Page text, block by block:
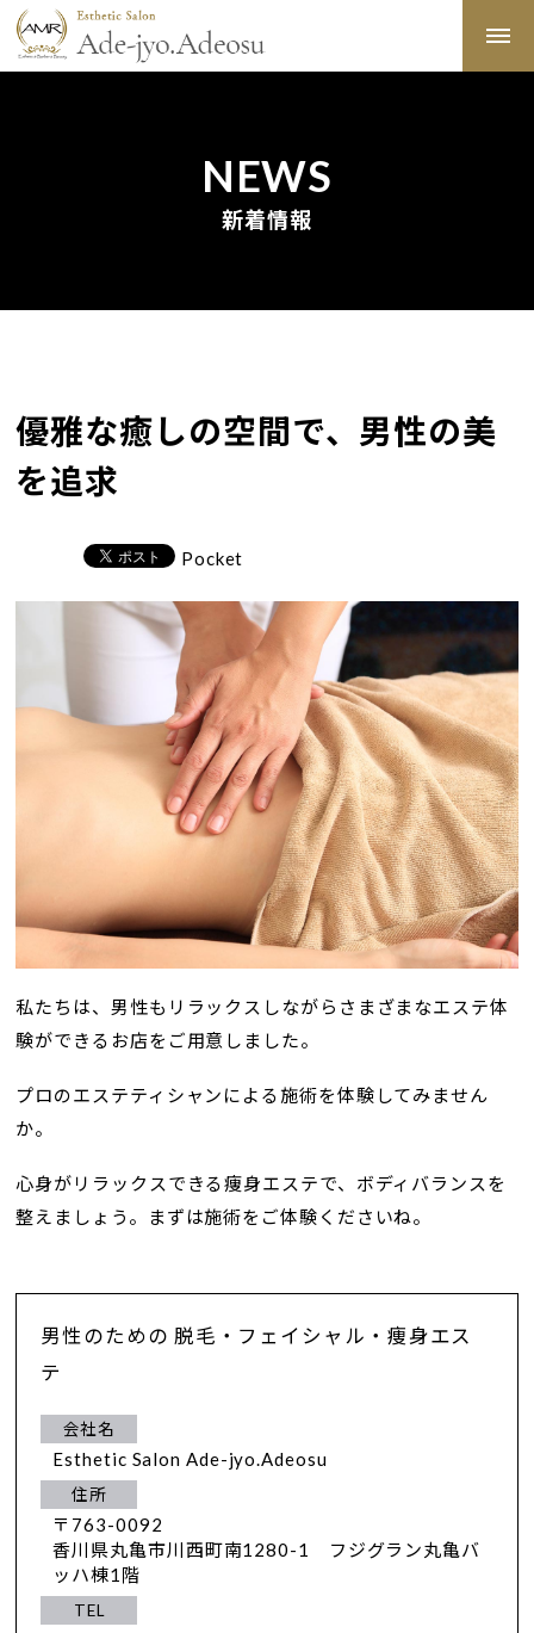
NEWS
新着情報
優雅な癒しの空間で、男性の美
を追求
Pocket
私たちは、男性もリラックスしながらさまざまなエステ体
験ができるお店をご用意しました。
プロのエステティシャンによる施術を体験してみません
か。
心身がリラックスできる痩身エステで、ボディバランスを
整えましょう。まずは施術をご体験くださいね。
男性のための 脱毛・フェイシャル・痩身エス
テ
会社名
Esthetic Salon Ade-jyo.Adeosu
住所
〒763-0092
香川県丸亀市川西町南1280-1 フジグラン丸亀バ
ッハ棟1階
TEL